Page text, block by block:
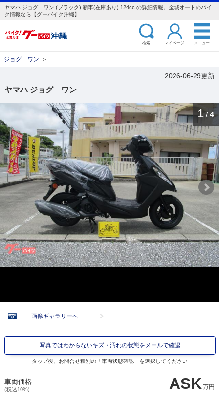
ヤマハ ジョグ ワン (ブラック) 新車(在庫あり) 124cc の詳細情報。金城オートのバイ
ク情報なら【グーバイク沖縄】
検索 マイページ メニュー
ジョグ ワン ＞
2026-06-29更新
ヤマハ ジョグ ワン
1 / 4
画像ギャラリーへ
写真ではわからないキズ・汚れの状態をメールで確認
タップ後、お問合せ種別の「車両状態確認」を選択してください
車両価格
(税込10%) ASK万円